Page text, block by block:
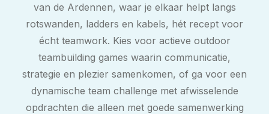
van de Ardennen, waar je elkaar helpt langs
rotswanden, ladders en kabels, hét recept voor
écht teamwork. Kies voor actieve outdoor
teambuilding games waarin communicatie,
strategie en plezier samenkomen, of ga voor een
dynamische team challenge met afwisselende
opdrachten die alleen met goede samenwerking